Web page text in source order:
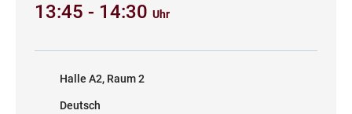
13:45 - 14:30 Uhr
Halle A2, Raum 2
Deutsch